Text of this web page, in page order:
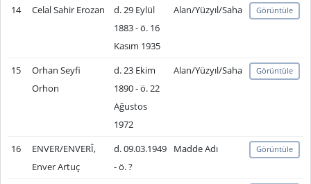
14 Celal Sahir Erozan
d. 29 Eylül
1883 - ö. 16
Kasım 1935
Alan/Yüzyıl/Saha Görüntüle
15
Orhan Seyfi
Orhon
d. 23 Ekim
1890 - ö. 22
Ağustos
1972
Alan/Yüzyıl/Saha Görüntüle
16
ENVER/ENVERÎ,
Enver Artuç
d. 09.03.1949
- ö. ?
Madde Adı Görüntüle